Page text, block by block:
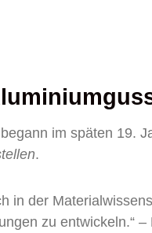
im späten 19.
.
in der
zu entwickeln.“